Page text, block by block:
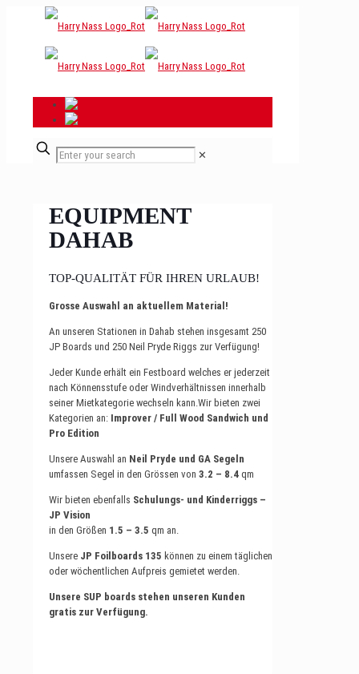
✕
EQUIPMENT
DAHAB
TOP-QUALITÄT FÜR IHREN URLAUB!
Grosse Auswahl an aktuellem Material!
An unseren Stationen in Dahab stehen insgesamt 250
JP Boards und 250 Neil Pryde Riggs zur Verfügung!
Jeder Kunde erhält ein Festboard welches er jederzeit
nach Könnensstufe oder Windverhältnissen innerhalb
seiner Mietkategorie wechseln kann.Wir bieten zwei
Kategorien an: Improver / Full Wood Sandwich und
Pro Edition
Unsere Auswahl an Neil Pryde und GA Segeln
umfassen Segel in den Grössen von 3.2 – 8.4 qm
Wir bieten ebenfalls Schulungs- und Kinderriggs –
JP Vision
in den Größen 1.5 – 3.5 qm an.
Unsere JP Foilboards 135 können zu einem täglichen
oder wöchentlichen Aufpreis gemietet werden.
Unsere SUP boards stehen unseren Kunden
gratis zur Verfügung.